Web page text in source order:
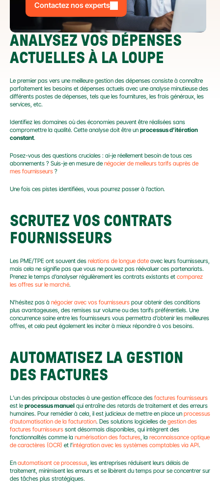
Contactez nos experts
ANALYSEZ VOS DÉPENSES
ACTUELLES À LA LOUPE
Le premier pas vers une meilleure gestion des dépenses consiste à connaître
parfaitement les besoins et dépenses actuels avec une analyse minutieuse des
différents postes de dépenses, tels que les fournitures, les frais généraux, les
services, etc.
Identifiez les domaines où des économies peuvent être réalisées sans
compromettre la qualité. Cette analyse doit être un processus d’itération
constant.
Posez-vous des questions cruciales : ai-je réellement besoin de tous ces
abonnements ? Suis-je en mesure de négocier de meilleurs tarifs auprès de
mes fournisseurs ?
Une fois ces pistes identifiées, vous pourrez passer à l’action.
SCRUTEZ VOS CONTRATS
FOURNISSEURS
Les PME/TPE ont souvent des relations de longue date avec leurs fournisseurs,
mais cela ne signifie pas que vous ne pouvez pas réévaluer ces partenariats.
Prenez le temps d’analyser régulièrement les contrats existants et comparez
les offres sur le marché.
N’hésitez pas à négocier avec vos fournisseurs pour obtenir des conditions
plus avantageuses, des remises sur volume ou des tarifs préférentiels. Une
concurrence saine entre les fournisseurs vous permettra d’obtenir les meilleures
offres, et cela peut également les inciter à mieux répondre à vos besoins.
AUTOMATISEZ LA GESTION
DES FACTURES
L’un des principaux obstacles à une gestion efficace des factures fournisseurs
est le processus manuel qui entraîne des retards de traitement et des erreurs
humaines. Pour remédier à cela, il est judicieux de mettre en place un processus
d’automatisation de la facturation. Des solutions logicielles de gestion des
factures fournisseurs sont désormais disponibles, qui intègrent des
fonctionnalités comme la numérisation des factures, la reconnaissance optique
de caractères (OCR) et l’intégration avec les systèmes comptables via API.
En automatisant ce processus, les entreprises réduisent leurs délais de
traitement, minimisent les erreurs et se libèrent du temps pour se concentrer sur
des tâches plus stratégiques.